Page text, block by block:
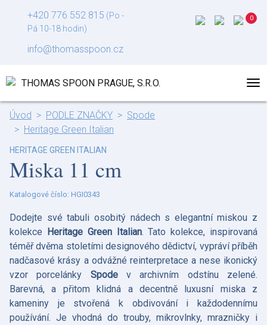
+420 776 552 815 (Po -
Pá 10-18 hodin)
info@thomasspoon.cz
Úvod PODLE ZNAČKY
Spode
Heritage Green Italian
HERITAGE GREEN ITALIAN
Miska 11 cm
Katalogové číslo: HGI0343
Dodejte své tabuli osobitý nádech s elegantní miskou z
kolekce Heritage Green Italian. Tato kolekce, inspirovaná
téměř dvěma stoletími designového dědictví, vypráví příběh
nadčasové krásy a odvážné reinterpretace a nese ikonický
vzor porcelánky Spodev archivním odstínu zelené.
Barevná, a přitom klidná a decentně luxusní miska z
kameniny je stvořená k obdivování i každodennímu
používání. Je vhodná do trouby, mikrovlnky, mrazničky i